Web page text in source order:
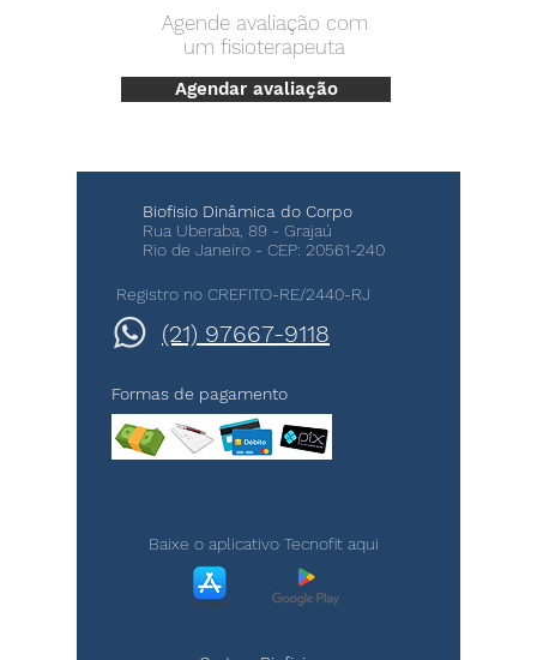
Agende avaliação com
um fisioterapeuta
Agendar avaliação
Biofisio Dinâmica do Corpo
Rua Uberaba, 89 - Grajaú
Rio de Janeiro - CEP: 20561-240
Registro no CREFITO-RE/2440-RJ
(21) 97667-9118
Formas de pagamento
Baixe o aplicativo Tecnofit aqui